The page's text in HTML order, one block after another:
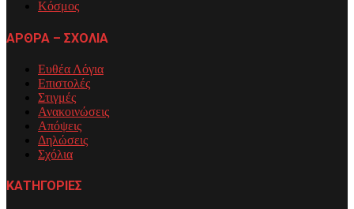
Κόσμος
ΑΡΘΡΑ – ΣΧΟΛΙΑ
Ευθέα Λόγια
Επιστολές
Στιγμές
Ανακοινώσεις
Απόψεις
Δηλώσεις
Σχόλια
ΚΑΤΗΓΟΡΙΕΣ